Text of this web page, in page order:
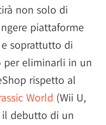
non solo di
piattaforme
soprattutto di
eliminarli in un
rispetto al
World (Wii U,
il debutto di un